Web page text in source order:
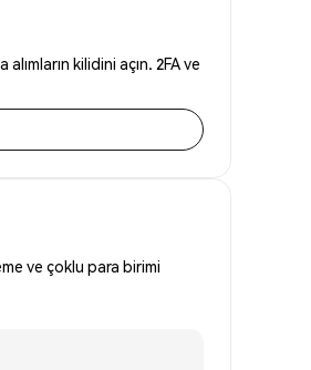
kilidini açın. 2FA ve
ve çoklu para birimi